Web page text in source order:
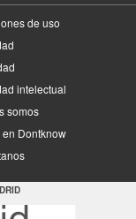
de uso
intelectual
somos
en Dontknow